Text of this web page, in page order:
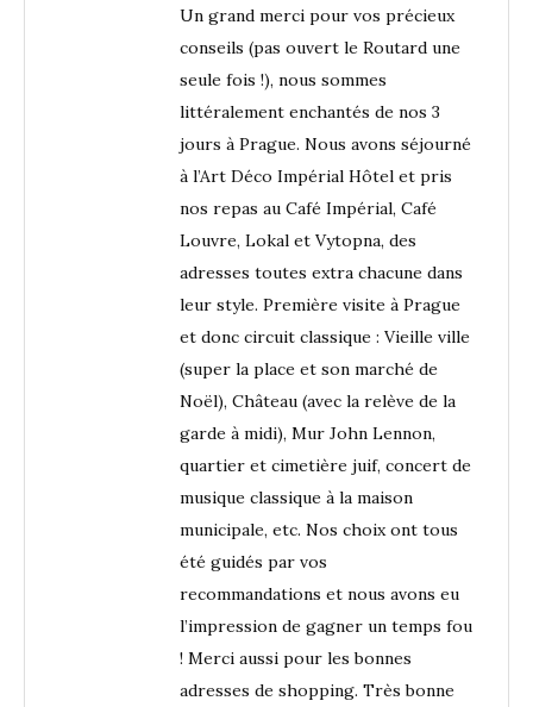
Un grand merci pour vos précieux
conseils (pas ouvert le Routard une
seule fois !), nous sommes
littéralement enchantés de nos 3
jours à Prague. Nous avons séjourné
à l’Art Déco Impérial Hôtel et pris
nos repas au Café Impérial, Café
Louvre, Lokal et Vytopna, des
adresses toutes extra chacune dans
leur style. Première visite à Prague
et donc circuit classique : Vieille ville
(super la place et son marché de
Noël), Château (avec la relève de la
garde à midi), Mur John Lennon,
quartier et cimetière juif, concert de
musique classique à la maison
municipale, etc. Nos choix ont tous
été guidés par vos
recommandations et nous avons eu
l’impression de gagner un temps fou
! Merci aussi pour les bonnes
adresses de shopping. Très bonne